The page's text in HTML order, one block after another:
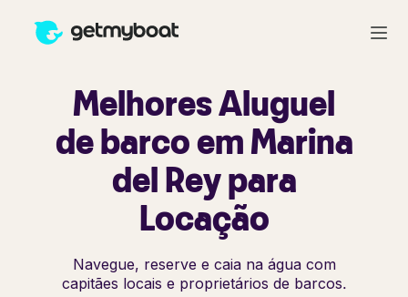
Melhores Aluguel
de barco em Marina
del Rey para
Locação
Navegue, reserve e caia na água com
capitães locais e proprietários de barcos.